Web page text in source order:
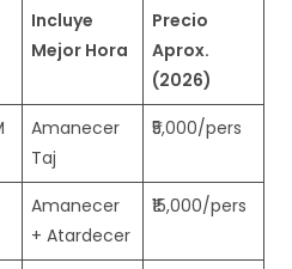
Incluye
Mejor Hora
Precio
Aprox.
(2026)
Amanecer
Taj ​
₹5,000/pers
Amanecer
+ Atardecer
₹15,000/pers